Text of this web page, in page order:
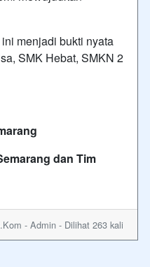
menjadi bukti nyata
SMK Hebat, SMKN 2
dan Tim
- Admin - Dilihat 263 kali